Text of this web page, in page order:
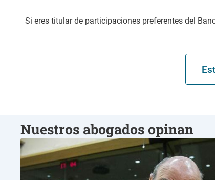
Si eres titular de participaciones preferentes del
Nuestros abogados opinan